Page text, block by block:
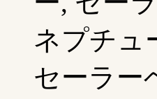
ネプチュ
セーラー